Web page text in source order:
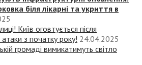
біля лікарні та укриття в
Київ оговтується після
з початку року! 24.04.2025
громаді вимикатимуть світло